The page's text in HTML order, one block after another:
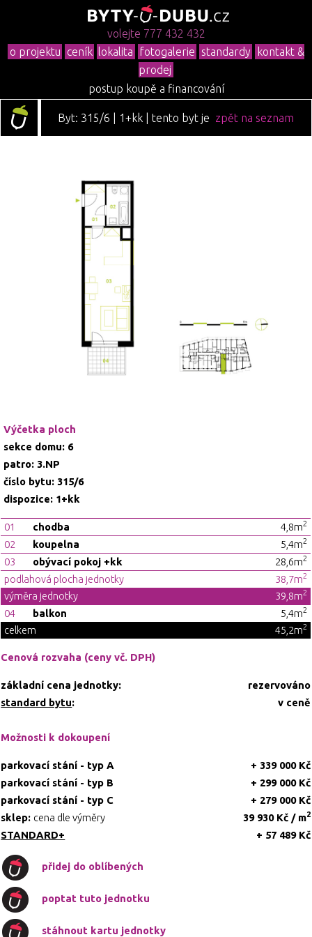
volejte 777 432 432
o projektu ceník lokalita fotogalerie standardy
kontakt &
prodej
postup koupě a financování
zpět na seznam
Byt: 315/6 | 1+kk | tento byt je
Výčetka ploch
sekce domu: 6
patro: 3.NP
číslo bytu: 315/6
dispozice: 1+kk
01 chodba 4,8m2
02 koupelna 5,4m2
03 obývací pokoj +kk 28,6m2
podlahová plocha jednotky 38,7m2
výměra jednotky 39,8m2
04 balkon 5,4m2
celkem 45,2m2
Cenová rozvaha (ceny vč. DPH)
základní cena jednotky:
rezervováno
standard bytu: v ceně
Možnosti k dokoupení
parkovací stání - typ A
+ 339 000 Kč
parkovací stání - typ B
+ 299 000 Kč
parkovací stání - typ C
+ 279 000 Kč
sklep: cena dle výměry 39 930 Kč / m2
STANDARD+ + 57 489 Kč
přidej do oblíbených
poptat tuto jednotku
stáhnout kartu jednotky